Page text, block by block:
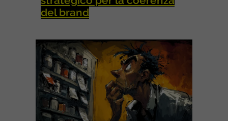
del brand